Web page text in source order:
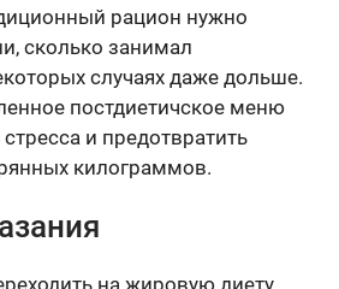
рацион нужно
сколько занимал
случаях даже дольше.
постдиетичское меню
и предотвратить
килограммов.
на жировую диету